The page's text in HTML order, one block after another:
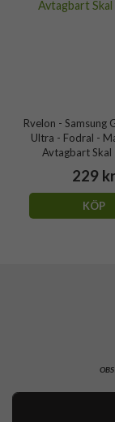
Rvelon - Samsung
Ultra - Fodral -
Avtagbart Skal
229 kr
KÖP